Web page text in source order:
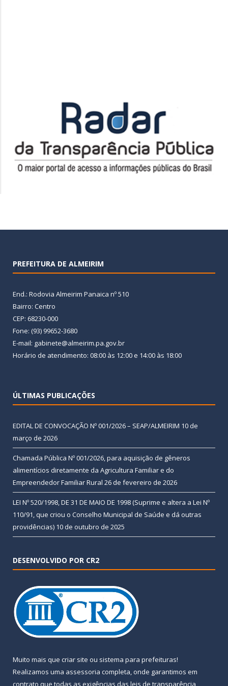
PREFEITURA DE ALMEIRIM
End.: Rodovia Almeirim Panaica nº 510
Bairro: Centro
CEP: 68230-000
Fone: (93) 99652-3680
E-mail: gabinete@almeirim.pa.gov.br
Horário de atendimento: 08:00 às 12:00 e 14:00 às 18:00
ÚLTIMAS PUBLICAÇÕES
EDITAL DE CONVOCAÇÃO Nº 001/2026 – SEAP/ALMEIRIM 10 de
março de 2026
Chamada Pública Nº 001/2026, para aquisição de gêneros
alimentícios diretamente da Agricultura Familiar e do
Empreendedor Familiar Rural 26 de fevereiro de 2026
LEI Nº 520/1998, DE 31 DE MAIO DE 1998 (Suprime e altera a Lei Nº
110/91, que criou o Conselho Municipal de Saúde e dá outras
providências) 10 de outubro de 2025
DESENVOLVIDO POR CR2
Muito mais que criar site ou sistema para prefeituras!
Realizamos uma assessoria completa, onde garantimos em
contrato que todas as exigências das leis de transparência